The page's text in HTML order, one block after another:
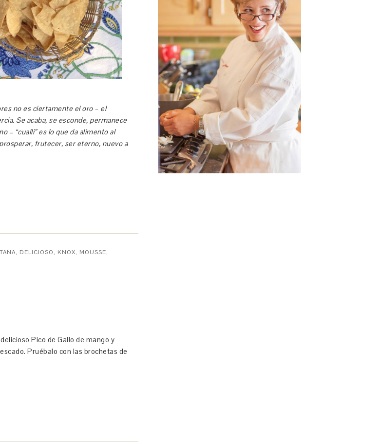
no es ciertamente el oro – el
Se acaba, se esconde, permanece
– “cualli” es lo que da alimento al
frutecer, ser eterno, nuevo a
, DELICIOSO, KNOX, MOUSSE,
Pico de Gallo de mango y
Pruébalo con las brochetas de